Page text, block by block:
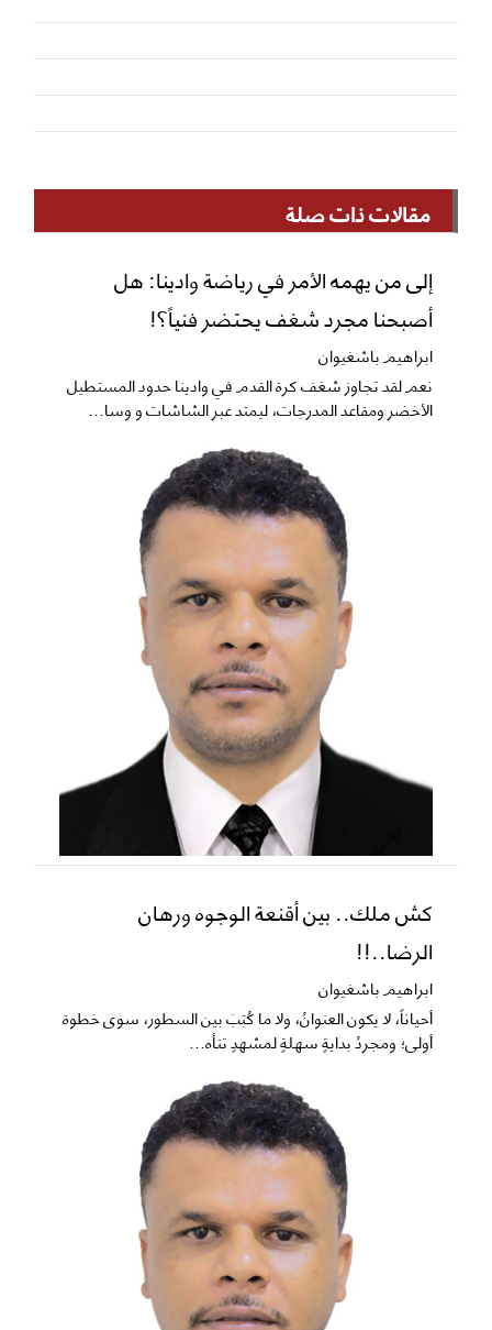
مقالات ذات صلة
إلى من يهمه الأمر في رياضة وادينا: هل
أصبحنا مجرد شغف يحتضر فنياً؟!
ابراهيم باشغيوان
نعم ​لقد تجاوز شغف كرة القدم في وادينا حدود المستطيل
الأخضر ومقاعد المدرجات، ليمتد عبر الشاشات و وسا...
كش ملك.. بين أقنعة الوجوه ورهان
الرضا..!!
ابراهيم باشغيوان
​أحياناً، لا يكون العنوانُ، ولا ما كُتِبَ بين السطور، سوى خطوة
أولى؛ ومجردُ بدايةٍ سهلةٍ لمشهدٍ تتأه...